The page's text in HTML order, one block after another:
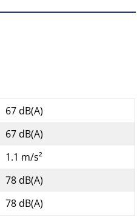
67 dB(A)
67 dB(A)
1.1 m/s²
78 dB(A)
78 dB(A)